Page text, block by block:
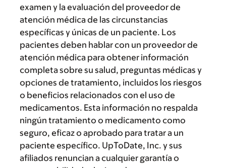
examen y la evaluación del proveedor de
atención médica de las circunstancias
específicas y únicas de un paciente. Los
pacientes deben hablar con un proveedor de
atención médica para obtener información
completa sobre su salud, preguntas médicas y
opciones de tratamiento, incluidos los riesgos
o beneficios relacionados con el uso de
medicamentos. Esta información no respalda
ningún tratamiento o medicamento como
seguro, eficaz o aprobado para tratar a un
paciente específico. UpToDate, Inc. y sus
afiliados renuncian a cualquier garantía o